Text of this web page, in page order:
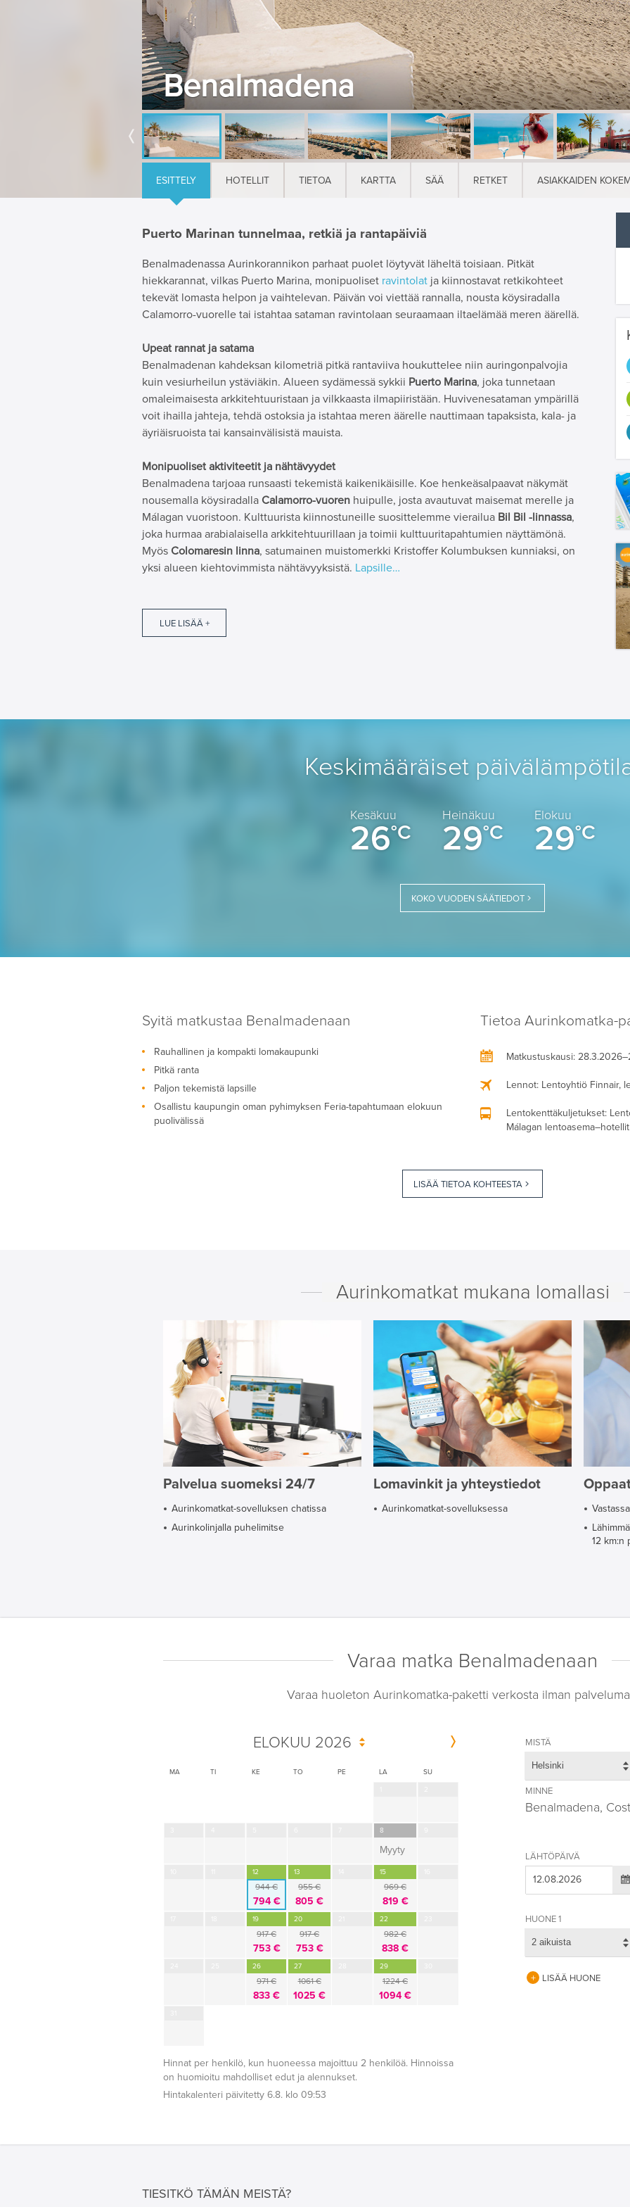
Benalmadena
ESITTELY HOTELLIT TIETOA KARTTA SÄÄ RETKET ASIAKKAIDEN
Puerto Marinan tunnelmaa, retkiä ja rantapäiviä
Benalmadenassa Aurinkorannikon parhaat puolet löytyvät läheltä toisiaan. Pitkät
hiekkarannat, vilkas Puerto Marina, monipuoliset ravintolat ja kiinnostavat retkikohteet
tekevät lomasta helpon ja vaihtelevan. Päivän voi viettää rannalla, nousta köysiradalla
Calamorro-vuorelle tai istahtaa sataman ravintolaan seuraamaan iltaelämää meren äärellä.
Upeat rannat ja satama
Benalmadenan kahdeksan kilometriä pitkä rantaviiva houkuttelee niin auringonpalvojia
kuin vesiurheilun ystäviäkin. Alueen sydämessä sykkii Puerto Marina, joka tunnetaan
omaleimaisesta arkkitehtuuristaan ja vilkkaasta ilmapiiristään. Huvivenesataman ympärillä
voit ihailla jahteja, tehdä ostoksia ja istahtaa meren äärelle nauttimaan tapaksista, kala- ja
äyriäisruoista tai kansainvälisistä mauista.
Monipuoliset aktiviteetit ja nähtävyydet
Benalmadena tarjoaa runsaasti tekemistä kaikenikäisille. Koe henkeäsalpaavat näkymät
nousemalla köysiradalla Calamorro-vuoren huipulle, josta avautuvat maisemat merelle ja
Málagan vuoristoon. Kulttuurista kiinnostuneille suosittelemme vierailua Bil Bil -linnassa,
joka hurmaa arabialaisella arkkitehtuurillaan ja toimii kulttuuritapahtumien näyttämönä.
Myös Colomaresin linna, satumainen muistomerkki Kristoffer Kolumbuksen kunniaksi, on
yksi alueen kiehtovimmista nähtävyyksistä. Lapsille…
LUE LISÄÄ +
Keskimääräiset
Kesäkuu
26°C
Heinäkuu
29°C
Elokuu
29°C
KOKO VUODEN SÄÄTIEDOT
Syitä matkustaa Benalmadenaan
Rauhallinen ja kompakti lomakaupunki
Pitkä ranta
Paljon tekemistä lapsille
Osallistu kaupungin oman pyhimyksen Feria-tapahtumaan elokuun
puolivälissä
Tietoa Aurinkomatka-
Matkustuskausi:
Lennot: Lentoyhtiö Finnair,
Lentokenttäkuljetukset:
Málagan
LISÄÄ TIETOA KOHTEESTA
Aurinkomatkat mukana lomallasi
Palvelua suomeksi 24/7
Aurinkomatkat-sovelluksen chatissa
Aurinkolinjalla puhelimitse
Lomavinkit ja yhteystiedot
Aurinkomatkat-sovelluksessa
12 km:n
Varaa matka Benalmadenaan
Varaa huoleton Aurinkomatka-paketti verkosta ilman
ELOKUU 2026
MA TI KE TO PE LA SU
8
Myyty
12
944 €
794 €
13
955 €
805 €
15
969 €
819 €
19
917 €
753 €
20
917 €
753 €
22
982 €
838 €
26
971 €
833 €
27
1061 €
1025 €
29
1224 €
1094 €
Hinnat per henkilö, kun huoneessa majoittuu 2 henkilöä. Hinnoissa
on huomioitu mahdolliset edut ja alennukset.
Hintakalenteri päivitetty 6.8. klo 09:53
MISTÄ
Helsinki
MINNE
Benalmadena,
LÄHTÖPÄIVÄ
HUONE 1
2 aikuista
LISÄÄ HUONE
TIESITKÖ TÄMÄN MEISTÄ?